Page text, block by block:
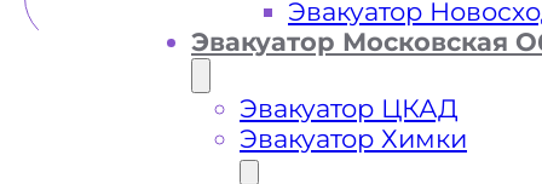
Эвакуатор
Эвакуатор Московская
Эвакуатор ЦКАД
Эвакуатор Химки